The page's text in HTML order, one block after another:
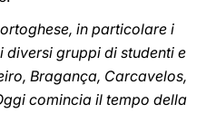
in particolare i
diversi gruppi di studenti e
Bragança, Carcavelos,
comincia il tempo della